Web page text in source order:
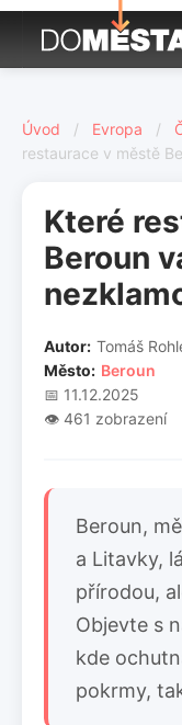
Úvod / Evropa /
restaurace v městě
Které
Beroun
Autor: Tomáš
Město: Beroun
📅 11.12.2025
👁️ 461 zobrazení
Beroun,
a Litavky,
přírodou,
Objevte s
kde
pokrmy,